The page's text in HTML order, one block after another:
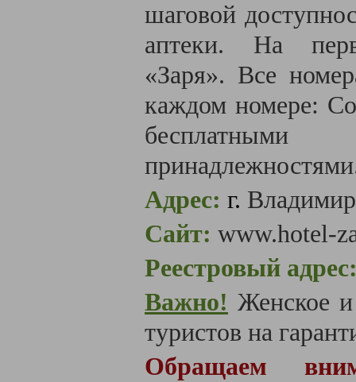
шаговой
аптеки. На
«Заря». Все
каждом номере:
бесплатными
Адрес: г.
Сайт: www.hotel-
Реестровый
Важно! Женское
туристов на
Обращаем